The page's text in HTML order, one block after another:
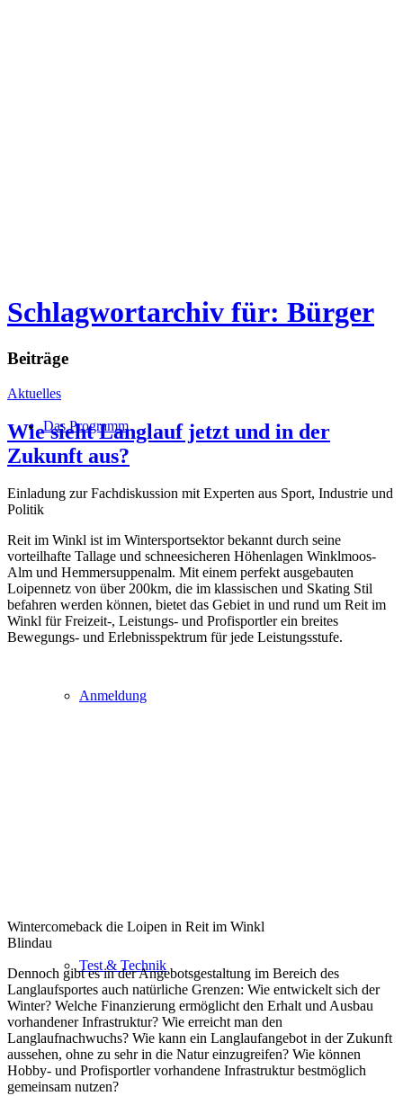
Das Programm
Anmeldung
Test & Technik
Schlagwortarchiv für: Bürger
Beiträge
Aktuelles
Wie sieht Langlauf jetzt und in der
Zukunft aus?
Einladung zur Fachdiskussion mit Experten aus Sport, Industrie und
Politik
Reit im Winkl ist im Wintersportsektor bekannt durch seine
vorteilhafte Tallage und schneesicheren Höhenlagen Winklmoos-
Alm und Hemmersuppenalm. Mit einem perfekt ausgebauten
Loipennetz von über 200km, die im klassischen und Skating Stil
befahren werden können, bietet das Gebiet in und rund um Reit im
Winkl für Freizeit-, Leistungs- und Profisportler ein breites
Bewegungs- und Erlebnisspektrum für jede Leistungsstufe.
Wintercomeback die Loipen in Reit im Winkl
Blindau
Dennoch gibt es in der Angebotsgestaltung im Bereich des
Langlaufsportes auch natürliche Grenzen: Wie entwickelt sich der
Winter? Welche Finanzierung ermöglicht den Erhalt und Ausbau
vorhandener Infrastruktur? Wie erreicht man den
Langlaufnachwuchs? Wie kann ein Langlaufangebot in der Zukunft
aussehen, ohne zu sehr in die Natur einzugreifen? Wie können
Hobby- und Profisportler vorhandene Infrastruktur bestmöglich
gemeinsam nutzen?